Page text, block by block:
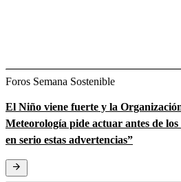
Foros Semana Sostenible
El Niño viene fuerte y la
Meteorología pide actuar antes de
en serio estas advertencias”